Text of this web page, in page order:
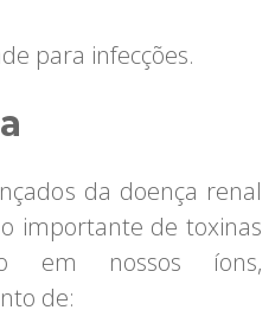
para infecções.
da doença renal
importante de toxinas
em nossos íons,
de: